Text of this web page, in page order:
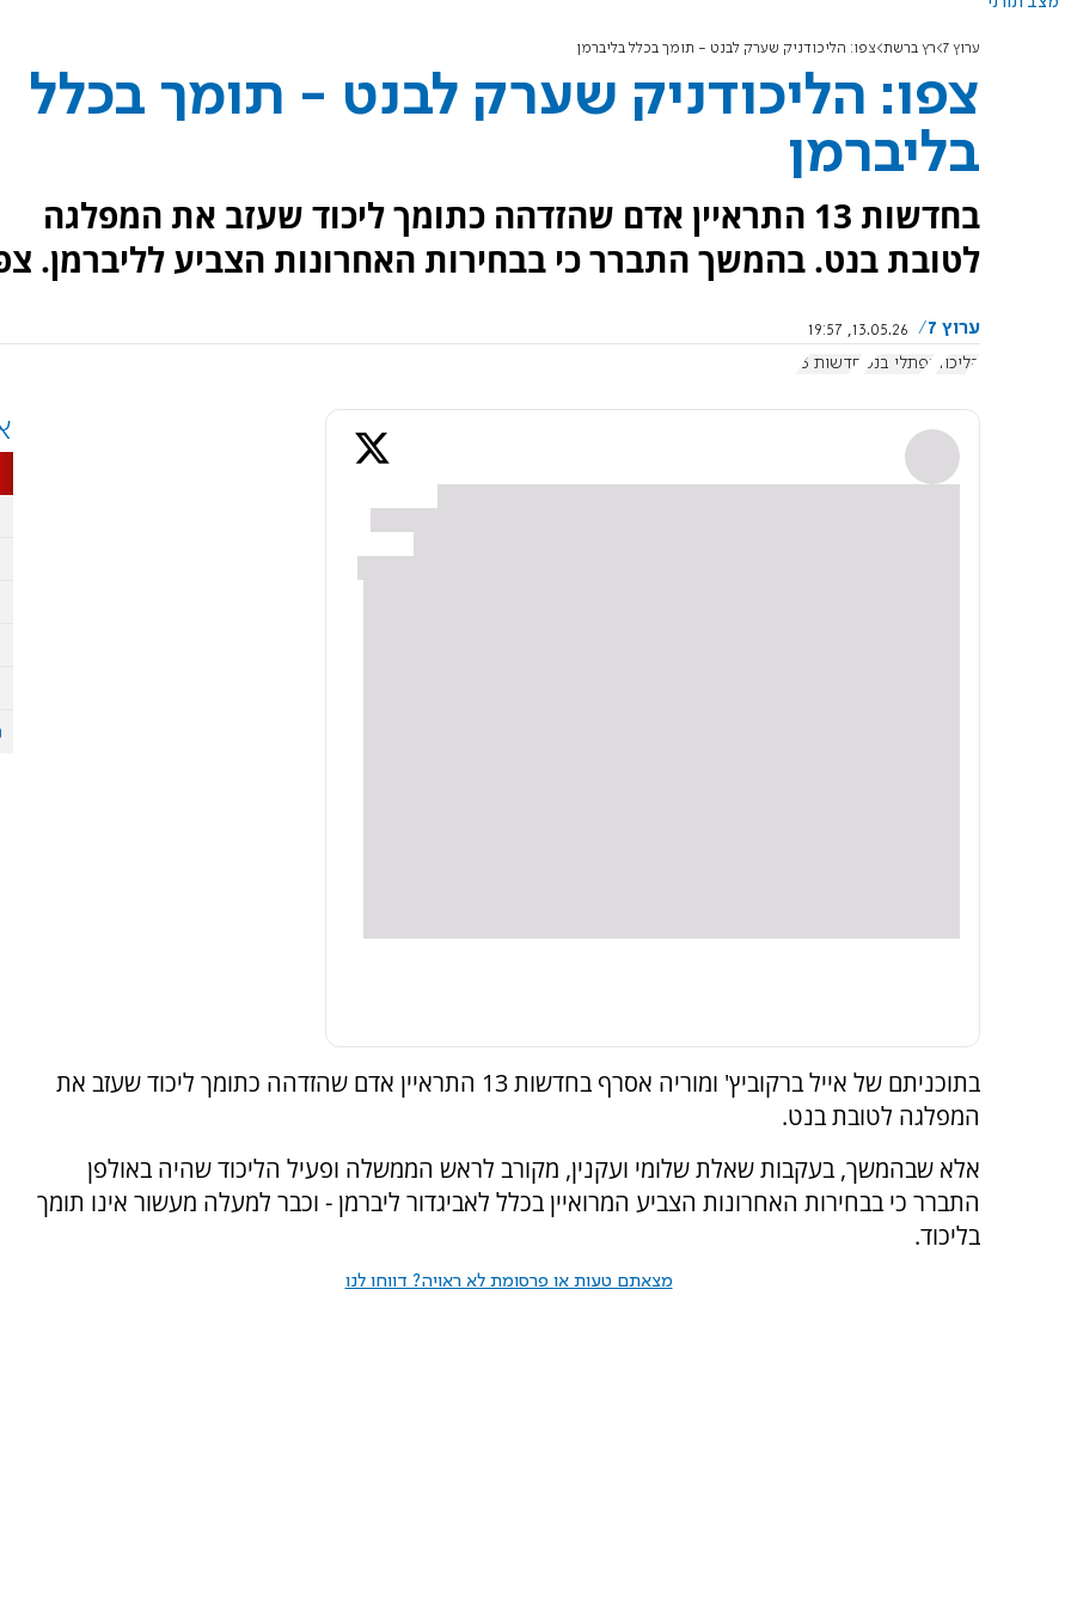
ערוץ 7 רץ ברשת צפו: הליכודניק שערק לבנט - תומך בכלל בליברמן
צפו: הליכודניק שערק לבנט - תומך בכלל
בליברמן
בחדשות 13 התראיין אדם שהזדהה כתומך ליכוד שעזב את המפלגה
לטובת בנט. בהמשך התברר כי בבחירות האחרונות הצביע לליברמן.
ערוץ 7
13.05.26, 19:57
הליכוד נפתלי בנט חדשות 13
בתוכניתם של אייל ברקוביץ' ומוריה אסרף בחדשות 13 התראיין אדם שהזדהה כתומך ליכוד שעזב את
המפלגה לטובת בנט.
אלא שבהמשך, בעקבות שאלת שלומי ועקנין, מקורב לראש הממשלה ופעיל הליכוד שהיה באולפן
התברר כי בבחירות האחרונות הצביע המרואיין בכלל לאביגדור ליברמן - וכבר למעלה מעשור אינו תומך
בליכוד.
מצאתם טעות או פרסומת לא ראויה? דווחו לנו